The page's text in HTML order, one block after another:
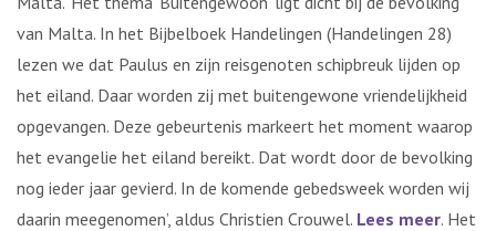
van Malta. In het Bijbelboek Handelingen (Handelingen 28)
lezen we dat Paulus en zijn reisgenoten schipbreuk lijden op
het eiland. Daar worden zij met buitengewone vriendelijkheid
opgevangen. Deze gebeurtenis markeert het moment waarop
het evangelie het eiland bereikt. Dat wordt door de bevolking
nog ieder jaar gevierd. In de komende gebedsweek worden wij
daarin meegenomen’, aldus Christien Crouwel. Lees meer. Het